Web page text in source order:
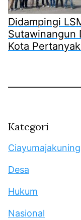
Didampingi
Sutawinangun
Kota
Kategori
Ciayumajakuning
Desa
Hukum
Nasional